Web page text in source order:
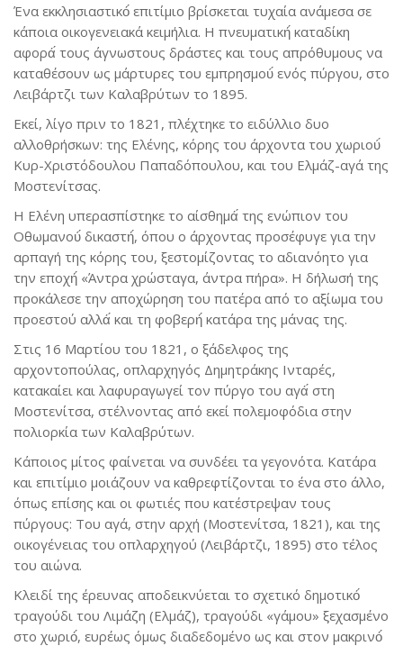
Ένα εκκλησιαστικό́ επιτίμιο βρίσκεται τυχαία ανάμεσα σε
κάποια οικογενειακά κειμήλια. Η πνευματική́ καταδίκη
αφορά́ τους άγνωστους δράστες και τους απρόθυμους να
καταθέσουν ως μάρτυρες του εμπρησμού́ ενός πύργου, στο
Λειβάρτζι των Καλαβρύτων το 1895.
Εκεί, λίγο πριν το 1821, πλέχτηκε το ειδύλλιο δυο
αλλοθρήσκων: της Ελένης, κόρης του άρχοντα του χωριού́
Κυρ-Χριστόδουλου Παπαδόπουλου, και του Ελμάζ-αγά της
Μοστενίτσας.
Η Ελένη υπερασπίστηκε το αίσθημά́ της ενώπιον του
Οθωμανού́ δικαστή́, όπου ο άρχοντας προσέφυγε για την
αρπαγή της κόρης του, ξεστομίζοντας το αδιανόητο για
την εποχή́ «Άντρα χρώσταγα, άντρα πήρα». Η δήλωσή της
προκάλεσε την αποχώρηση του πατέρα από το αξίωμα του
προεστού αλλά́ και τη φοβερή́ κατάρα της μάνας της.
Στις 16 Μαρτίου του 1821, ο ξάδελφος της
αρχοντοπούλας, οπλαρχηγός Δημητράκης Ινταρές,
κατακαίει και λαφυραγωγεί τον πύργο του αγά́ στη
Μοστενίτσα, στέλνοντας από εκεί πολεμοφόδια στην
πολιορκία των Καλαβρύτων.
Κάποιος μίτος φαίνεται να συνδέει τα γεγονότα. Κατάρα
και επιτίμιο μοιάζουν να καθρεφτίζονται το ένα στο άλλο,
όπως επίσης και οι φωτιές που κατέστρεψαν τους
πύργους: Του αγά, στην αρχή (Μοστενίτσα, 1821), και της
οικογένειας του οπλαρχηγού (Λειβάρτζι, 1895) στο τέλος
του αιώνα.
Κλειδί της έρευνας αποδεικνύεται το σχετικό δημοτικό́
τραγούδι του Λιμάζη (Ελμάζ), τραγούδι «γάμου» ξεχασμένο
στο χωριό́, ευρέως όμως διαδεδομένο ως και στον μακρινό́